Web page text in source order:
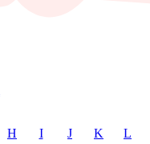
H I J K L